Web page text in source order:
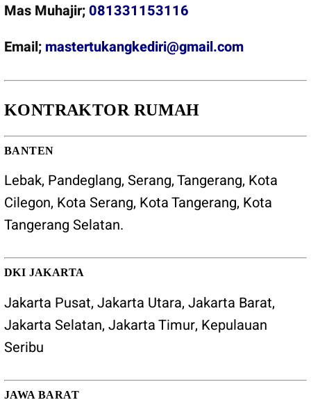
Mas Muhajir; 081331153116
Email; mastertukangkediri@gmail.com
KONTRAKTOR RUMAH
BANTEN
Lebak, Pandeglang, Serang,Tangerang, Kota
Cilegon, Kota Serang, Kota Tangerang, Kota
Tangerang Selatan.
DKI JAKARTA
Jakarta Pusat, Jakarta Utara, Jakarta Barat,
Jakarta Selatan, Jakarta Timur, Kepulauan
Seribu
JAWA BARAT